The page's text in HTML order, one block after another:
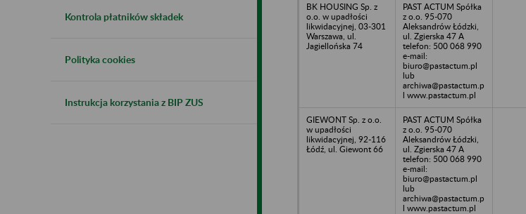
Kontrola płatników składek
Polityka cookies
Instrukcja korzystania z BIP ZUS
BK HOUSING Sp. z
o.o. w upadłości
likwidacyjnej, 03-301
Warszawa, ul.
Jagiellońska 74
PAST ACTUM Spółka
z o.o. 95-070
Aleksandrów Łódzki,
ul. Zgierska 47 A
telefon: 500 068 990
e-mail:
biuro@pastactum.pl
lub
archiwa@pastactum.p
l www.pastactum.pl
GIEWONT Sp. z o.o.
w upadłości
likwidacyjnej, 92-116
Łódź, ul. Giewont 66
PAST ACTUM Spółka
z o.o. 95-070
Aleksandrów Łódzki,
ul. Zgierska 47 A
telefon: 500 068 990
e-mail:
biuro@pastactum.pl
lub
archiwa@pastactum.p
l www.pastactum.pl